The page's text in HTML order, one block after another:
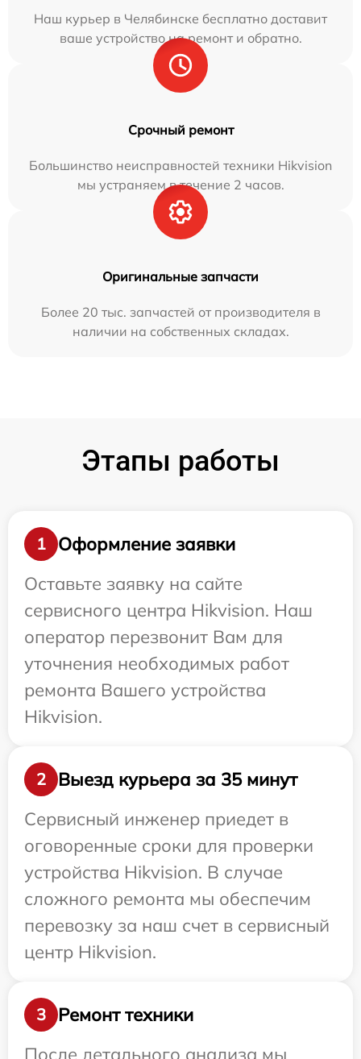
Наш курьер в Челябинске бесплатно доставит
ваше устройство на ремонт и обратно.
Срочный ремонт
Большинство неисправностей техники Hikvision
мы устраняем в течение 2 часов.
Оригинальные запчасти
Более 20 тыс. запчастей от производителя в
наличии на собственных складах.
Этапы работы
1
Оформление заявки
Оставьте заявку на сайте
сервисного центра Hikvision. Наш
оператор перезвонит Вам для
уточнения необходимых работ
ремонта Вашего устройства
Hikvision.
2
Выезд курьера за 35 минут
Сервисный инженер приедет в
оговоренные сроки для проверки
устройства Hikvision. В случае
сложного ремонта мы обеспечим
перевозку за наш счет в сервисный
центр Hikvision.
3
Ремонт техники
После детального анализа мы